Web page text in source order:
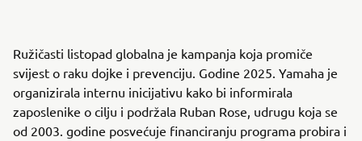
Ružičasti listopad globalna je kampanja koja promiče
svijest o raku dojke i prevenciju. Godine 2025. Yamaha je
organizirala internu inicijativu kako bi informirala
zaposlenike o cilju i podržala Ruban Rose, udrugu koja se
od 2003. godine posvećuje financiranju programa probira i